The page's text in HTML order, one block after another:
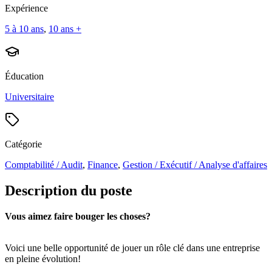
Expérience
5 à 10 ans, 10 ans +
Éducation
Universitaire
Catégorie
Comptabilité / Audit, Finance, Gestion / Exécutif / Analyse d'affaires
Description du poste
Vous aimez faire bouger les choses?
Voici une belle opportunité de jouer un rôle clé dans une entreprise
en pleine évolution!